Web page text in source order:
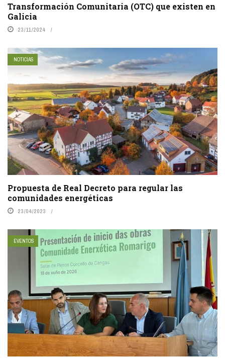
Transformación Comunitaria (OTC) que existen en
Galicia
23/11/2024
NOTICIAS
Propuesta de Real Decreto para regular las
comunidades energéticas
23/04/2023
EVENTOS